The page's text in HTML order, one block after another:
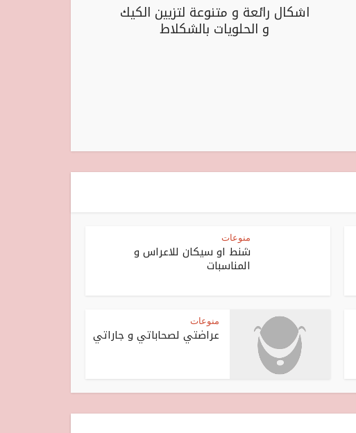
اشكال رائعة و متنوعة لتزيين الكيك
و الحلويات بالشكلاط
منوعات
شنط او سيكان للاعراس و
المناسبات
منوعات
عراضتي لصحاباتي و جاراتي